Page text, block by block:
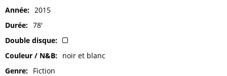
Année
2015
Durée
78'
Double disque
Couleur / N&B
noir et blanc
Genre
Fiction